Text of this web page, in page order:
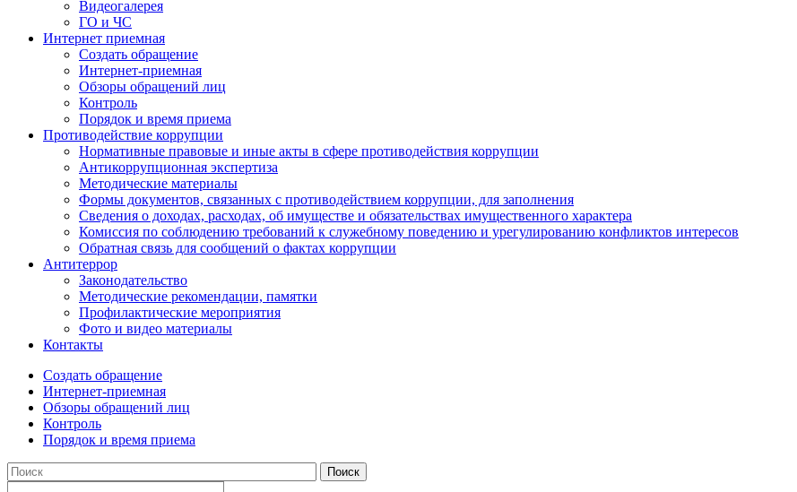
Видеогалерея
ГО и ЧС
Интернет приемная
Создать обращение
Интернет-приемная
Обзоры обращений лиц
Контроль
Порядок и время приема
Противодействие коррупции
Нормативные правовые и иные акты в сфере противодействия коррупции
Антикоррупционная экспертиза
Методические материалы
Формы документов, связанных с противодействием коррупции, для заполнения
Сведения о доходах, расходах, об имуществе и обязательствах имущественного характера
Комиссия по соблюдению требований к служебному поведению и урегулированию конфликтов интересов
Обратная связь для сообщений о фактах коррупции
Антитеррор
Законодательство
Методические рекомендации, памятки
Профилактические мероприятия
Фото и видео материалы
Контакты
Создать обращение
Интернет-приемная
Обзоры обращений лиц
Контроль
Порядок и время приема